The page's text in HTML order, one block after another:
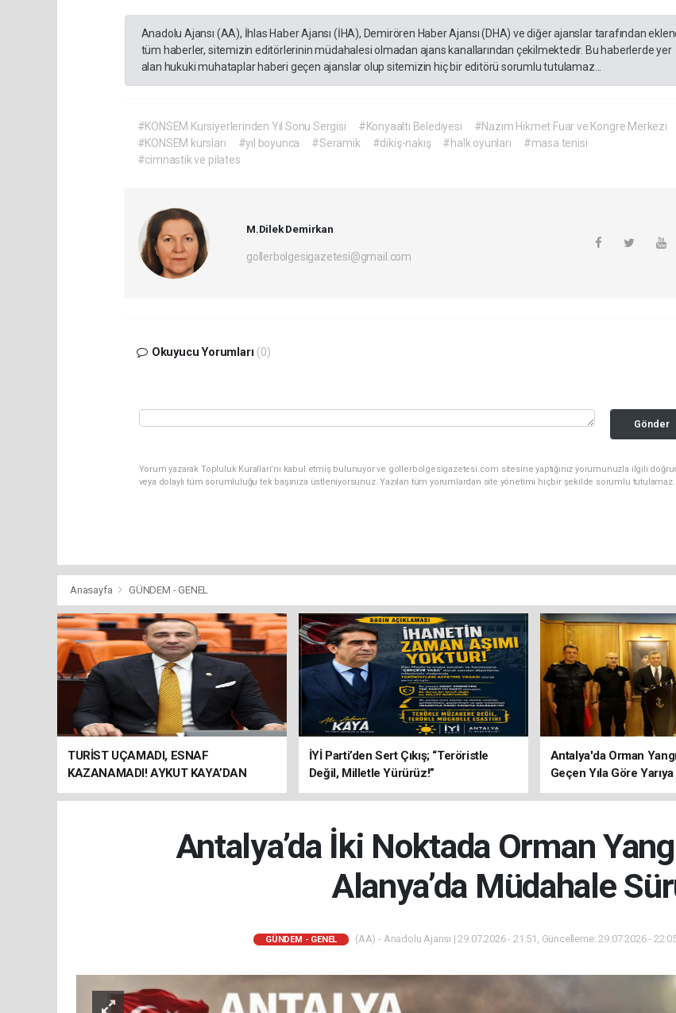
Anadolu Ajansı (AA), İhlas Haber Ajansı (İHA), Demirören Haber Ajansı (DHA) ve diğer ajanslar tarafından
tüm haberler, sitemizin editörlerinin müdahalesi olmadan ajans kanallarından çekilmektedir. Bu haberlerde yer
alan hukuki muhataplar haberi geçen ajanslar olup sitemizin hiç bir editörü sorumlu tutulamaz...
#KONSEM Kursiyerlerinden Yıl Sonu Sergisi #Konyaaltı Belediyesi
#Nazım Hikmet Fuar ve Kongre Merkezi
#KONSEM kursları
#yıl boyunca #Seramik #dikiş-nakış #halk oyunları
#masa tenisi
#cimnastik ve pilates
M.Dilek Demirkan
gollerbolgesigazetesi@gmail.com
Okuyucu Yorumları (0)
Gönder
Yorum yazarak Topluluk Kuralları’nı kabul etmiş bulunuyor ve gollerbolgesigazetesi.com sitesine yaptığınız yorumunuzla ilgili
veya dolaylı tüm sorumluluğu tek başınıza üstleniyorsunuz. Yazılan tüm yorumlardan site yönetimi hiçbir şekilde sorumlu tutulamaz.
Anasayfa GÜNDEM - GENEL
TURİST UÇAMADI, ESNAF
KAZANAMADI! AYKUT KAYA’DAN
"BAGAJ HAKKI" ÇAĞRISI
İYİ Parti’den Sert Çıkış; “Teröristle
Değil, Milletle Yürürüz!”
Antalya'da Orman
Geçen Yıla Göre
Antalya’da İki Noktada Orman
Alanya’da Müdahale
GÜNDEM - GENEL (AA) - Anadolu Ajansı | 29.07.2026 - 21:51, Güncelleme: 29.07.2026 -